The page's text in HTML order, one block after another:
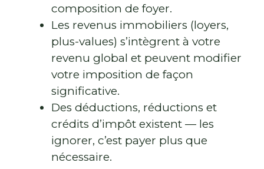
composition de foyer.
Les revenus immobiliers (loyers,
plus-values) s’intègrent à votre
revenu global et peuvent modifier
votre imposition de façon
significative.
Des déductions, réductions et
crédits d’impôt existent — les
ignorer, c’est payer plus que
nécessaire.